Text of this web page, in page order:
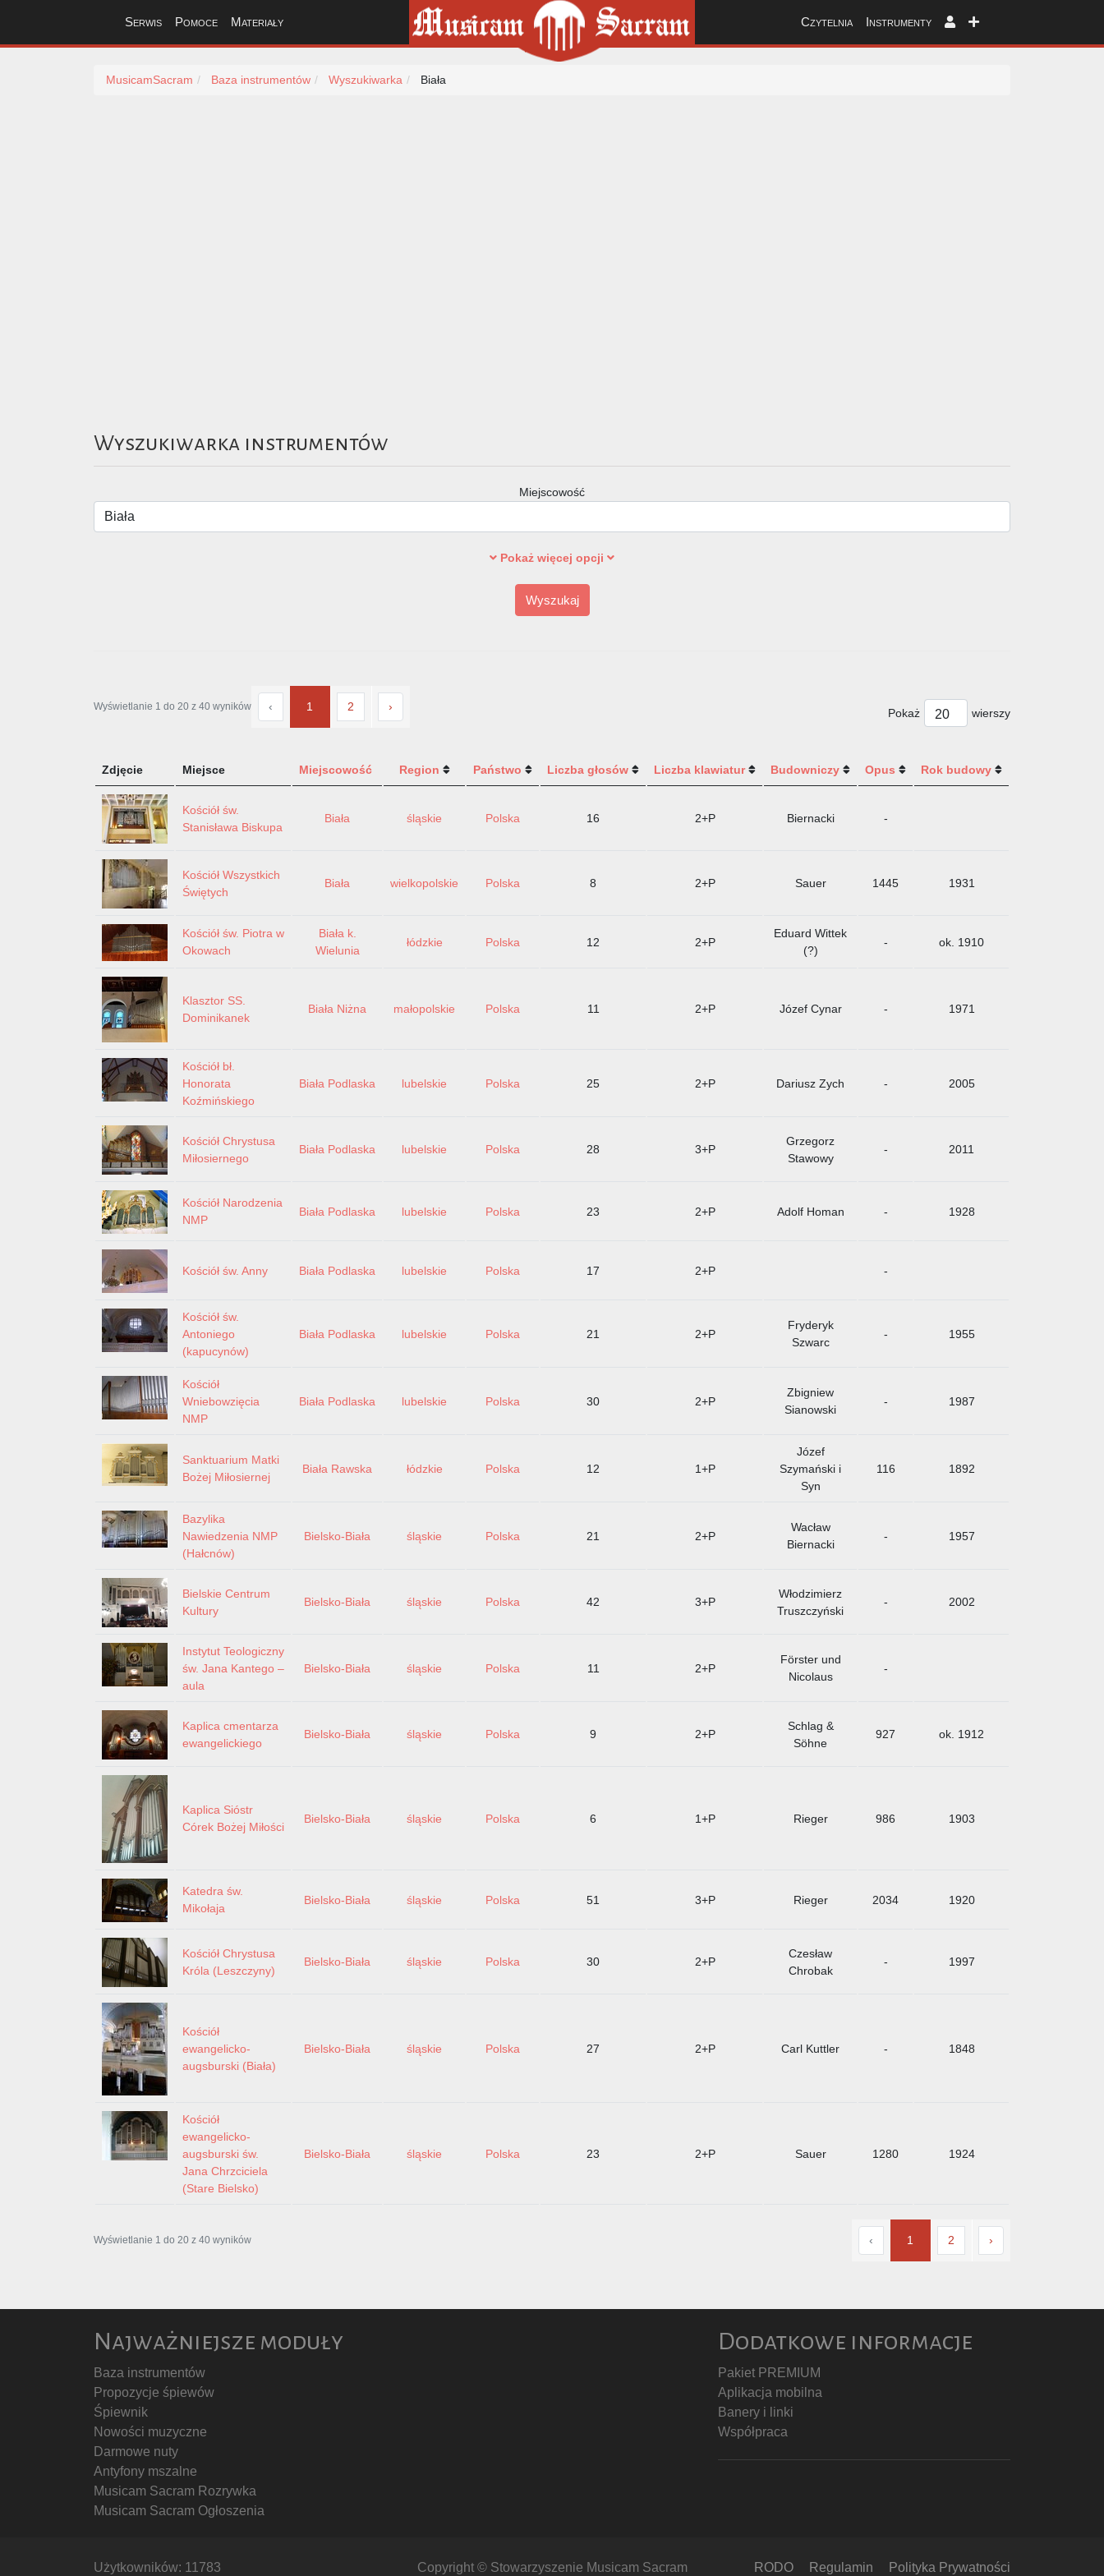
Serwis Pomoce Materiały Czytelnia Instrumenty
MusicamSacram Baza instrumentów Wyszukiwarka Biała
Wyszukiwarka instrumentów
Miejscowość
Pokaż więcej opcji
Wyszukaj
Wyświetlanie 1 do 20 z 40 wyników ‹ 1 2 › Pokaż wierszy
Zdjęcie Miejsce Miejscowość Region Państwo Liczba głosów Liczba klawiatur Budowniczy Opus Rok budowy
Kościół św.
Stanisława Biskupa
Biała śląskie Polska 16 2+P Biernacki -
Kościół Wszystkich
Świętych
Biała wielkopolskie Polska 8 2+P Sauer 1445 1931
Kościół św. Piotra w
Okowach
Biała k.
Wielunia
łódzkie Polska 12 2+P
Eduard Wittek
(?)
- ok. 1910
Klasztor SS.
Dominikanek
Biała Niżna małopolskie Polska 11 2+P Józef Cynar - 1971
Kościół bł.
Honorata
Koźmińskiego
Biała Podlaska lubelskie Polska 25 2+P Dariusz Zych - 2005
Kościół Chrystusa
Miłosiernego
Biała Podlaska lubelskie Polska 28 3+P
Grzegorz
Stawowy
- 2011
Kościół Narodzenia
NMP
Biała Podlaska lubelskie Polska 23 2+P Adolf Homan - 1928
Kościół św. Anny Biała Podlaska lubelskie Polska 17 2+P -
Kościół św.
Antoniego
(kapucynów)
Biała Podlaska lubelskie Polska 21 2+P
Fryderyk
Szwarc
- 1955
Kościół
Wniebowzięcia
NMP
Biała Podlaska lubelskie Polska 30 2+P
Zbigniew
Sianowski
- 1987
Sanktuarium Matki
Bożej Miłosiernej
Biała Rawska łódzkie Polska 12 1+P
Józef
Szymański i
Syn
116 1892
Bazylika
Nawiedzenia NMP
(Hałcnów)
Bielsko-Biała śląskie Polska 21 2+P
Wacław
Biernacki
- 1957
Bielskie Centrum
Kultury
Bielsko-Biała śląskie Polska 42 3+P
Włodzimierz
Truszczyński
- 2002
Instytut Teologiczny
św. Jana Kantego –
aula
Bielsko-Biała śląskie Polska 11 2+P
Förster und
Nicolaus
-
Kaplica cmentarza
ewangelickiego
Bielsko-Biała śląskie Polska 9 2+P
Schlag &
Söhne
927 ok. 1912
Kaplica Sióstr
Córek Bożej Miłości
Bielsko-Biała śląskie Polska 6 1+P Rieger 986 1903
Katedra św.
Mikołaja
Bielsko-Biała śląskie Polska 51 3+P Rieger 2034 1920
Kościół Chrystusa
Króla (Leszczyny)
Bielsko-Biała śląskie Polska 30 2+P
Czesław
Chrobak
- 1997
Kościół
ewangelicko-
augsburski (Biała)
Bielsko-Biała śląskie Polska 27 2+P Carl Kuttler - 1848
Kościół
ewangelicko-
augsburski św.
Jana Chrzciciela
(Stare Bielsko)
Bielsko-Biała śląskie Polska 23 2+P Sauer 1280 1924
Wyświetlanie 1 do 20 z 40 wyników ‹ 1 2 ›
Najważniejsze moduły
Baza instrumentów
Propozycje śpiewów
Śpiewnik
Nowości muzyczne
Darmowe nuty
Antyfony mszalne
Musicam Sacram Rozrywka
Musicam Sacram Ogłoszenia
Dodatkowe informacje
Pakiet PREMIUM
Aplikacja mobilna
Banery i linki
Współpraca
Użytkowników: 11783 Copyright © Stowarzyszenie Musicam Sacram RODO Regulamin Polityka Prywatności